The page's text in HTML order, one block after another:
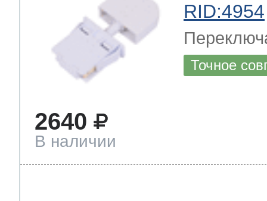
RID:4954
Точное
2640
В наличии